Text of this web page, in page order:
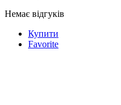
Немає відгуків
Купити
Favorite